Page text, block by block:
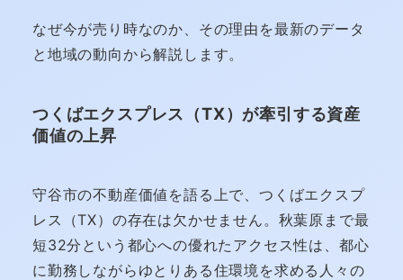
なぜ今が売り時なのか、その理由を最新のデータ
と地域の動向から解説します。
つくばエクスプレス（TX）が牽引する資産
価値の上昇
守谷市の不動産価値を語る上で、つくばエクスプ
レス（TX）の存在は欠かせません。秋葉原まで最
短32分という都心への優れたアクセス性は、都心
に勤務しながらゆとりある住環境を求める人々の